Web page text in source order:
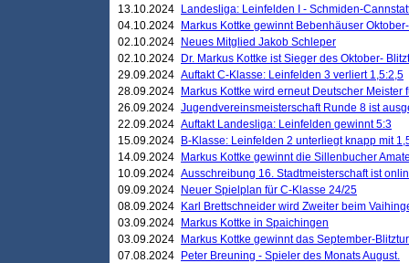
13.10.2024
Landesliga: Leinfelden I - Schmiden-
04.10.2024
Markus Kottke gewinnt Bebenhäuser
02.10.2024
Neues Mitglied Jakob Schleper
02.10.2024
Dr. Markus Kottke ist Sieger des Oktober-
29.09.2024 Auftakt C-Klasse: Leinfelden 3 verliert 1,5:2,5
28.09.2024
Markus Kottke wird erneut Deutscher Meister
26.09.2024 Jugendvereinsmeisterschaft Runde 8 ist
22.09.2024 Auftakt Landesliga: Leinfelden gewinnt 5:3
15.09.2024
B-Klasse: Leinfelden 2 unterliegt knapp mit
14.09.2024
Markus Kottke gewinnt die Sillenbucher
10.09.2024 Ausschreibung 16. Stadtmeisterschaft ist
09.09.2024
Neuer Spielplan für C-Klasse 24/25
08.09.2024
Karl Brettschneider wird Zweiter beim
03.09.2024
Markus Kottke in Spaichingen
03.09.2024
Markus Kottke gewinnt das September-
07.08.2024
Peter Breuning - Spieler des Monats August.